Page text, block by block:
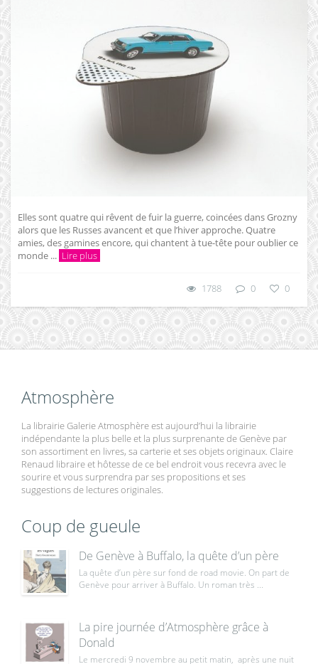
Elles sont quatre qui rêvent de fuir la guerre, coincées dans Grozny
alors que les Russes avancent et que l’hiver approche. Quatre
amies, des gamines encore, qui chantent à tue-tête pour oublier ce
monde ... Lire plus
1788 0 0
Atmosphère
La librairie Galerie Atmosphère est aujourd’hui la librairie
indépendante la plus belle et la plus surprenante de Genève par
son assortiment en livres, sa carterie et ses objets originaux. Claire
Renaud libraire et hôtesse de ce bel endroit vous recevra avec le
sourire et vous surprendra par ses propositions et ses
suggestions de lectures originales.
Coup de gueule
De Genève à Buffalo, la quête d’un père
La quête d’un père sur fond de road movie. On part de
Genève pour arriver à Buffalo. Un roman très ...
La pire journée d’Atmosphère grâce à
Donald
Le mercredi 9 novembre au petit matin, après une nuit